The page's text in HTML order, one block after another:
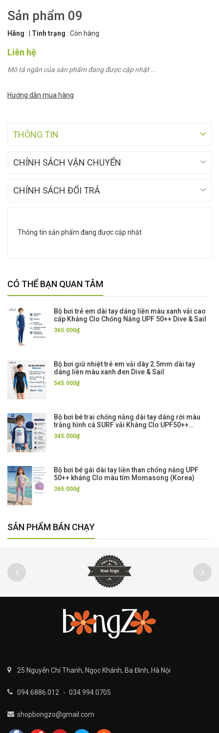
Sản phẩm 09
Hãng : Tình trạng : Còn hàng
Liên hệ
Mô tả ngắn của sản phẩm đang được cập nhật ...
Hướng dẫn mua hàng
THÔNG TIN
CHÍNH SÁCH VẬN CHUYỂN
CHÍNH SÁCH ĐỔI TRẢ
Thông tin sản phẩm đang được cập nhật
CÓ THỂ BẠN QUAN TÂM
Bộ bơi trẻ em dài tay dáng liền màu xanh vải cao
cấp Kháng Clo Chống Nắng UPF 50++ Dive & Sail
365.000₫
Bộ bơi giữ nhiệt trẻ em vải dày 2.5mm dài tay
dáng liền màu xanh đen Dive & Sail
545.000₫
Bộ bơi bé trai chống nắng dài tay dáng rời màu
trắng hình cá SURF vải Kháng Clo UPF50++
Momasong
345.000₫
Bộ bơi bé gái dài tay liền than chống nắng UPF
50++ kháng Clo màu tím Momasong (Korea)
365.000₫
SẢN PHẨM BÁN CHẠY
25 Nguyễn Chí Thanh, Ngọc Khánh, Ba Đình, Hà Nội
094.6886.012 - 034.994.0705
shopbongzo@gmail.com